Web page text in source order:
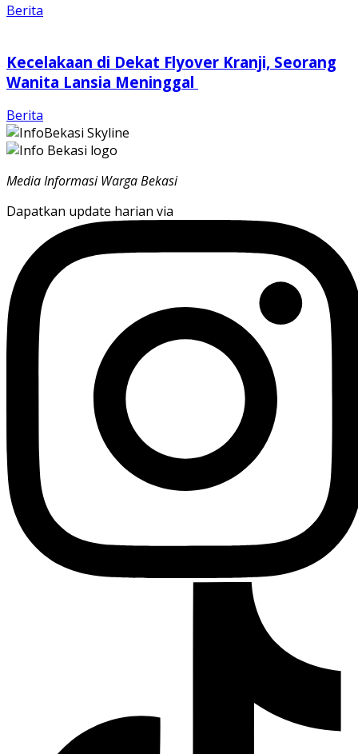
Berita
Kecelakaan di Dekat Flyover Kranji, Seorang
Wanita Lansia Meninggal
Berita
Media Informasi Warga Bekasi
Dapatkan update harian via